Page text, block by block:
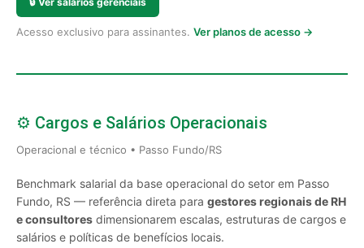
Acesso exclusivo para assinantes. Ver planos de acesso →
⚙️ Cargos e Salários Operacionais
Operacional e técnico • Passo Fundo/RS
Benchmark salarial da base operacional do setor em Passo
Fundo, RS — referência direta para gestores regionais de RH
e consultores dimensionarem escalas, estruturas de cargos e
salários e políticas de benefícios locais.